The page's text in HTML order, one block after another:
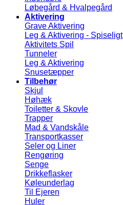
Løbegård & Hvalpegård
Aktivering
Grave Aktivering
Leg & Aktivering - Spiseligt
Aktivitets Spil
Tunneler
Leg & Aktivering
Snusetæpper
Tilbehør
Skjul
Høhæk
Toiletter & Skovle
Trapper
Mad & Vandskåle
Transportkasser
Seler og Liner
Rengøring
Senge
Drikkeflasker
Køleunderlag
Til Ejeren
Huler